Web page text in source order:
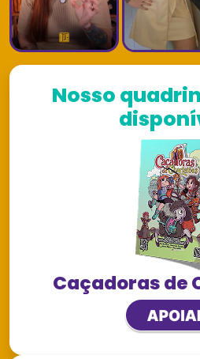
Nosso
Caçadoras de